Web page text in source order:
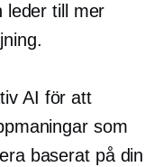
leder till mer
AI för att
som
baserat på din